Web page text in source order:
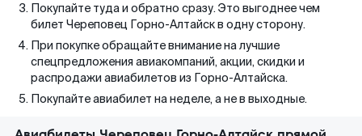
Покупайте туда и обратно сразу. Это выгоднее чем
билет Череповец Горно-Алтайск в одну сторону.
При покупке обращайте внимание на лучшие
спецпредложения авиакомпаний, акции, скидки и
распродажи авиабилетов из Горно-Алтайска.
Покупайте авиабилет на неделе, а не в выходные.